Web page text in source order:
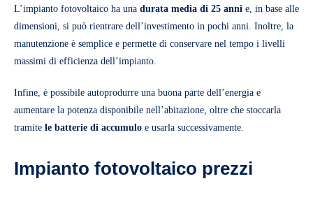
L’impianto fotovoltaico ha una durata media di 25 anni e, in base alle
dimensioni, si può rientrare dell’investimento in pochi anni. Inoltre, la
manutenzione è semplice e permette di conservare nel tempo i livelli
massimi di efficienza dell’impianto.
Infine, è possibile autoprodurre una buona parte dell’energia e
aumentare la potenza disponibile nell’abitazione, oltre che stoccarla
tramite le batterie di accumulo e usarla successivamente.
Impianto fotovoltaico prezzi